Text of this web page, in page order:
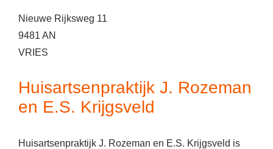
Nieuwe Rijksweg 11
9481 AN
VRIES
Huisartsenpraktijk J. Rozeman
en E.S. Krijgsveld
Huisartsenpraktijk J. Rozeman en E.S. Krijgsveld is